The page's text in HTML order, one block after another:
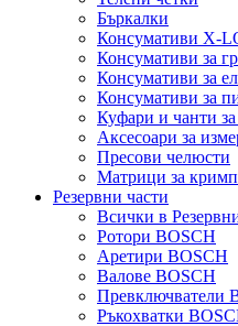
Бъркалки
Консумативи X-
Консумативи за
Консумативи за
Консумативи за
Куфари и чанти
Аксесоари за
Пресови челюсти
Матрици за
Резервни части
Всички в
Ротори BOSCH
Аретири BOSCH
Валове BOSCH
Превключватели
Ръкохватки